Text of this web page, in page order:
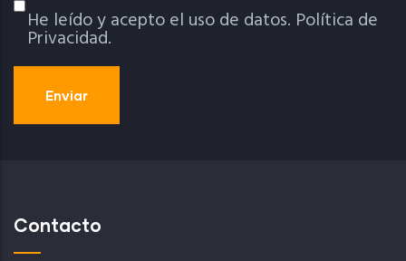
Política De Privacidad
He leído y acepto el uso de datos. Política de
Privacidad.
Contacto